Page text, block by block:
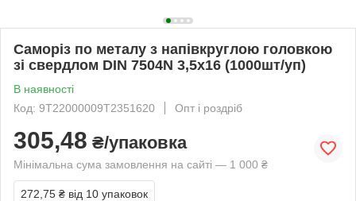
Саморіз по металу з напівкруглою головкою
зі свердлом DIN 7504N 3,5х16 (1000шт/уп)
В наявності
Код: 9T22000009T2351620
Опт і роздріб
305,48 ₴/упаковка
Мінімальна сума замовлення на сайті — 1 000 ₴
272,75 ₴ від 10 упаковок